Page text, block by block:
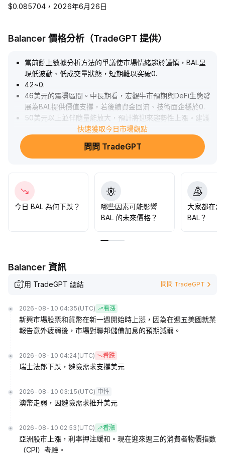
$0.085704，2026年6月26日
Balancer 價格分析（TradeGPT 提供）
當前鏈上數據分析方法的爭議使市場情緒趨於謹慎，BAL呈
現低波動、低成交量狀態，短期難以突破0.
42~0.
46美元的震盪區間。中長期看，宏觀牛市預期與DeFi生態發
展為BAL提供價值支撐，若後續資金回流、技術面企穩於0.
50美元以上並伴隨量能放大，預計將迎來趨勢性上漲。建議
短期以觀望為主，等待量價共振明顯訊號後再行布局。
快速獲取今日市場觀點
問問 TradeGPT
今日 BAL 為何下跌？
哪些因素可能影響
BAL 的未來價格？
大家都在怎
BAL？
Balancer 資訊
用 TradeGPT 總結 問問 TradeGPT
2026-08-10 04:35 (UTC) 看漲
新興市場股票和貨幣在新一週開始時上漲，因為在週五美國就業
報告意外疲弱後，市場對聯邦儲備加息的預期減弱。
2026-08-10 04:24 (UTC) 看跌
瑞士法郎下跌，避險需求支撐美元
2026-08-10 03:15 (UTC) 中性
澳幣走弱，因避險需求推升美元
2026-08-10 02:53 (UTC) 看漲
亞洲股市上漲，利率押注緩和。現在迎來週三的消費者物價指數
（CPI）考驗。